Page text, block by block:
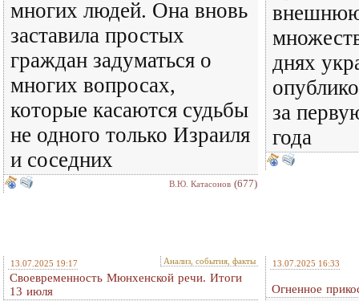
многих людей. Она вновь
заставила простых
граждан задуматься о
многих вопросах,
которые касаются судьбы
не одного только Израиля
и соседних
В.Ю. Катасонов (677)
днях
за
года
13.07.2025 19:17 Анализ, события, факты
Своевременность Мюнхенской речи. Итоги
13 июля
13.07.2025 16:33
Огненное